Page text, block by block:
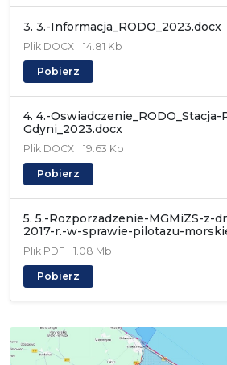
3. 3.-Informacja_RODO_2023.docx
Plik DOCX 14.81 Kb
Pobierz
4. 4.-
Gdyni_2023.docx
Plik DOCX 19.63 Kb
Pobierz
5. 5.-Rozporzadzenie-MGMiZS-z-
2017-r.-w-sprawie-pilotazu-
Plik PDF 1.08 Mb
Pobierz